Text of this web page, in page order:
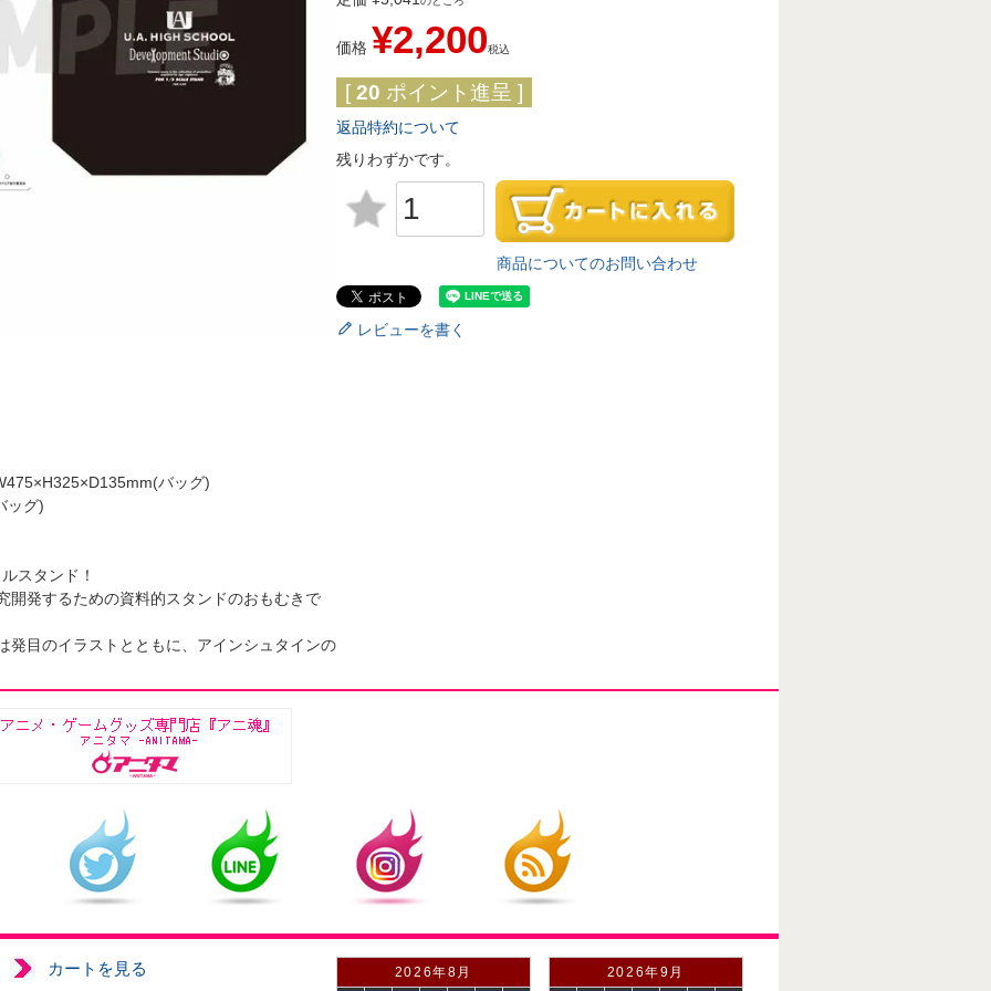
バッグ)
ッグ)
スタンド！
開発するための資料的スタンドのおもむきで
発目のイラストとともに、アインシュタインの
価格 ¥2,200税込
[ 20 ポイント進呈 ]
返品特約について
残りわずかです。
商品についてのお問い合わせ
レビューを書く
カートを見る 2026年8月 2026年9月